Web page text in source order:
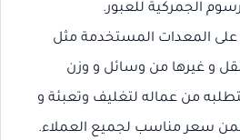
الجمركية للعبور.
على المعدات المستخدمة مثل
و غيرها من وسائل و وزن
من عماله لتغليف وتعبئة و
سعر مناسب لجميع العملاء.